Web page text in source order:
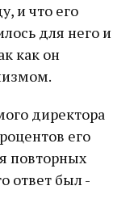
и что его
для него и
как он
директора
его
повторных
ответ был -